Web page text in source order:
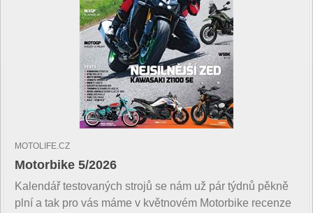
MOTOLIFE.CZ
Motorbike 5/2026
Kalendář testovaných strojů se nám už pár týdnů pěkně
plní a tak pro vás máme v květnovém Motorbike recenze